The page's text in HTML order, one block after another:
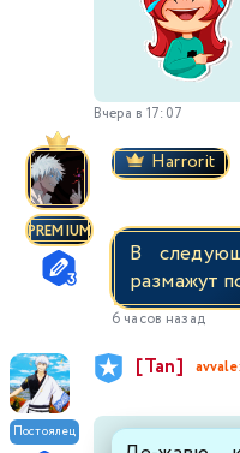
Вчера в 17:07
PREMIUM
Harrorit
В
размажут
6 часов назад
Постоялец
[Tan]